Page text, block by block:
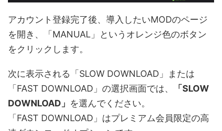
アカウント登録完了後、導入したいMODのページ
を開き、「MANUAL」というオレンジ色のボタン
をクリックします。
次に表示される「SLOW DOWNLOAD」または
「FAST DOWNLOAD」の選択画面では、
「SLOW
DOWNLOAD」 を選んでください。
「FAST DOWNLOAD」はプレミアム会員限定の高